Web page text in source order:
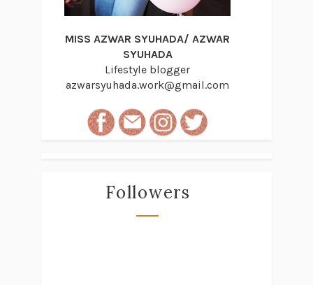
MISS AZWAR SYUHADA/ AZWAR
SYUHADA
Lifestyle blogger
azwarsyuhada.work@gmail.com
Followers